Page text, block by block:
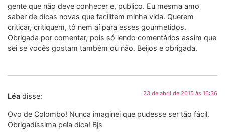
gente que não deve conhecer e, publico. Eu mesma amo
saber de dicas novas que facilitem minha vida. Querem
criticar, critiquem, tô nem aí para esses gourmetidos.
Obrigada por comentar, pois só lendo comentários assim que
sei se vocês gostam também ou não. Beijos e obrigada.
Léa disse: 23 de abril de 2015 às 16:36
Ovo de Colombo! Nunca imaginei que pudesse ser tão fácil.
Obrigadíssima pela dica! Bjs